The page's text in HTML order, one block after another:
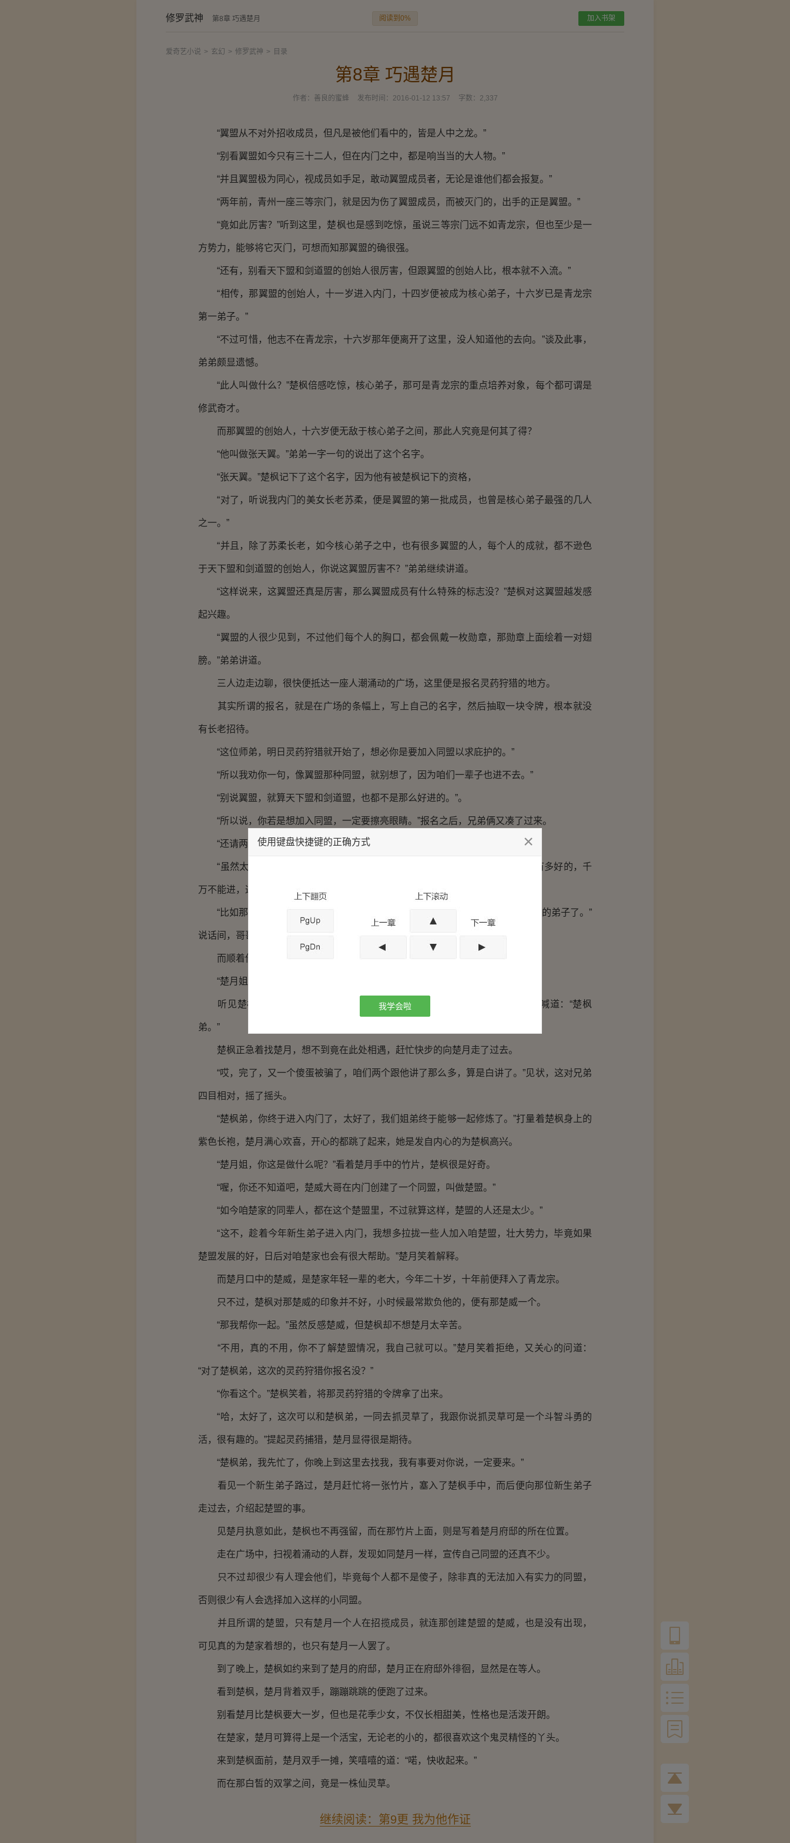
修罗武神 第8章 巧遇楚月 阅读到0% 加入书架
爱奇艺小说 > 玄幻 > 修罗武神 > 目录
第8章 巧遇楚月
作者： 善良的蜜蜂 发布时间： 2016-01-12 13:57 字数： 2,337
“翼盟从不对外招收成员，但凡是被他们看中的，皆是人中之龙。”
“别看翼盟如今只有三十二人，但在内门之中，都是响当当的大人物。”
“并且翼盟极为同心，视成员如手足，敢动翼盟成员者，无论是谁他们都会报复。”
“两年前，青州一座三等宗门，就是因为伤了翼盟成员，而被灭门的，出手的正是翼盟。”
“竟如此厉害？”听到这里，楚枫也是感到吃惊，虽说三等宗门远不如青龙宗，但也至少是一
方势力，能够将它灭门，可想而知那翼盟的确很强。
“还有，别看天下盟和剑道盟的创始人很厉害，但跟翼盟的创始人比，根本就不入流。”
“相传，那翼盟的创始人，十一岁进入内门，十四岁便被成为核心弟子，十六岁已是青龙宗
第一弟子。”
“不过可惜，他志不在青龙宗，十六岁那年便离开了这里，没人知道他的去向。”谈及此事，
弟弟颇显遗憾。
“此人叫做什么？”楚枫倍感吃惊，核心弟子，那可是青龙宗的重点培养对象，每个都可谓是
修武奇才。
而那翼盟的创始人，十六岁便无敌于核心弟子之间，那此人究竟是何其了得？
“他叫做张天翼。”弟弟一字一句的说出了这个名字。
“张天翼。”楚枫记下了这个名字，因为他有被楚枫记下的资格，
“对了，听说我内门的美女长老苏柔，便是翼盟的第一批成员，也曾是核心弟子最强的几人
之一。”
“并且，除了苏柔长老，如今核心弟子之中，也有很多翼盟的人，每个人的成就，都不逊色
于天下盟和剑道盟的创始人，你说这翼盟厉害不？”弟弟继续讲道。
“这样说来，这翼盟还真是厉害，那么翼盟成员有什么特殊的标志没？”楚枫对这翼盟越发感
起兴趣。
“翼盟的人很少见到，不过他们每个人的胸口，都会佩戴一枚勋章，那勋章上面绘着一对翅
膀。”弟弟讲道。
三人边走边聊，很快便抵达一座人潮涌动的广场，这里便是报名灵药狩猎的地方。
其实所谓的报名，就是在广场的条幅上，写上自己的名字，然后抽取一块令牌，根本就没
有长老招待。
“这位师弟，明日灵药狩猎就开始了，想必你是要加入同盟以求庇护的。”
“所以我劝你一句，像翼盟那种同盟，就别想了，因为咱们一辈子也进不去。”
“别说翼盟，就算天下盟和剑道盟，也都不是那么好进的。”。
“所以说，你若是想加入同盟，一定要擦亮眼睛。”报名之后，兄弟俩又凑了过来。
“还请两位师兄指点。”见这对兄弟如此热心，楚枫也不忍博了他们的面子。
“虽然太强的同盟进不去，但也不能选择太弱的，像那些挨个介绍自己的同盟有多好的，千
万不能进，这些同盟根本保护不了你，只能让你受欺负。”
“比如那边那个到处发竹片的丫头，一看就是某个弱小同盟的人，又在欺骗新来的弟子了。”
说话间，哥哥将手指向了不远处，一位紫衣少女。
而顺着他所指的方向望去，楚枫却是不由一愣，因为那位紫衣少女，竟是楚月。
“楚月姐。”见状，楚枫激动的呼喊起来。
听见楚枫的呼喊，楚月也是回头观望，看到楚枫后同样大喜，一边挥手一边喊道：“楚枫
弟。”
楚枫正急着找楚月，想不到竟在此处相遇，赶忙快步的向楚月走了过去。
“哎，完了，又一个傻蛋被骗了，咱们两个跟他讲了那么多，算是白讲了。”见状，这对兄弟
四目相对，摇了摇头。
“楚枫弟，你终于进入内门了，太好了，我们姐弟终于能够一起修炼了。”打量着楚枫身上的
紫色长袍，楚月满心欢喜，开心的都跳了起来，她是发自内心的为楚枫高兴。
“楚月姐，你这是做什么呢？”看着楚月手中的竹片，楚枫很是好奇。
“喔，你还不知道吧，楚威大哥在内门创建了一个同盟，叫做楚盟。”
“如今咱楚家的同辈人，都在这个楚盟里，不过就算这样，楚盟的人还是太少。”
“这不，趁着今年新生弟子进入内门，我想多拉拢一些人加入咱楚盟，壮大势力，毕竟如果
楚盟发展的好，日后对咱楚家也会有很大帮助。”楚月笑着解释。
而楚月口中的楚威，是楚家年轻一辈的老大，今年二十岁，十年前便拜入了青龙宗。
只不过，楚枫对那楚威的印象并不好，小时候最常欺负他的，便有那楚威一个。
“那我帮你一起。”虽然反感楚威，但楚枫却不想楚月太辛苦。
“不用，真的不用，你不了解楚盟情况，我自己就可以。”楚月笑着拒绝，又关心的问道：
“对了楚枫弟，这次的灵药狩猎你报名没？”
“你看这个。”楚枫笑着，将那灵药狩猎的令牌拿了出来。
“哈，太好了，这次可以和楚枫弟，一同去抓灵草了，我跟你说抓灵草可是一个斗智斗勇的
活，很有趣的。”提起灵药捕猎，楚月显得很是期待。
“楚枫弟，我先忙了，你晚上到这里去找我，我有事要对你说，一定要来。”
看见一个新生弟子路过，楚月赶忙将一张竹片，塞入了楚枫手中，而后便向那位新生弟子
走过去，介绍起楚盟的事。
见楚月执意如此，楚枫也不再强留，而在那竹片上面，则是写着楚月府邸的所在位置。
走在广场中，扫视着涌动的人群，发现如同楚月一样，宣传自己同盟的还真不少。
只不过却很少有人理会他们，毕竟每个人都不是傻子，除非真的无法加入有实力的同盟，
否则很少有人会选择加入这样的小同盟。
并且所谓的楚盟，只有楚月一个人在招揽成员，就连那创建楚盟的楚威，也是没有出现，
可见真的为楚家着想的，也只有楚月一人罢了。
到了晚上，楚枫如约来到了楚月的府邸，楚月正在府邸外徘徊，显然是在等人。
看到楚枫，楚月背着双手，蹦蹦跳跳的便跑了过来。
别看楚月比楚枫要大一岁，但也是花季少女，不仅长相甜美，性格也是活泼开朗。
在楚家，楚月可算得上是一个活宝，无论老的小的，都很喜欢这个鬼灵精怪的丫头。
来到楚枫面前，楚月双手一摊，笑嘻嘻的道：“喏，快收起来。”
而在那白皙的双掌之间，竟是一株仙灵草。
继续阅读：第9更 我为他作证
使用键盘快捷键的正确方式
我学会啦